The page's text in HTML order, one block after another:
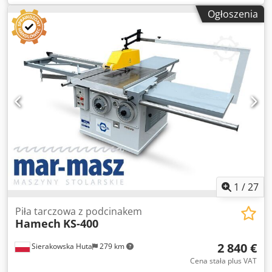
góra/dół i pod kątem - duża osłona na tarczę - średnica
wrzeciona 30mm - długość cięcia na wózku 1400mm -
szerokość cięcia przy prowadnicy 1300mm - z wózkiem
bocznym - prowadnica na wózku bocznym regulowana pod
kątem - moc silnika tarczy głównej 4kW - 2 rodzaje
prędkości obrotów 3000/4500obr/min - wymiary blatu
1120x1020mm - wymiar blatu z poszerzeniem
1630x1730mm - średnica króćca odciągu 80mm, 140mm
Dkjdpfx Aoztavioi Esr - wymiary dł/szer/wys
3300x2180x1450mm – waga 1040kg ATUTY – produkcji
polskiej – dokumentacja DTR – piła używana - stan bardzo
dobry Cena netto: 9900 PLN Cena netto: 2360 EUR w
zależności od ceny 4,2 EUR (Ceny mogą się zmieniać wraz z
wyższymi wahaniami)
Ogłoszenia
1 /27
Sierakowska Huta 279 km
Piła tarczowa z podcinakem
Hamech KS-400
2 840 €
Cena stała plus VAT